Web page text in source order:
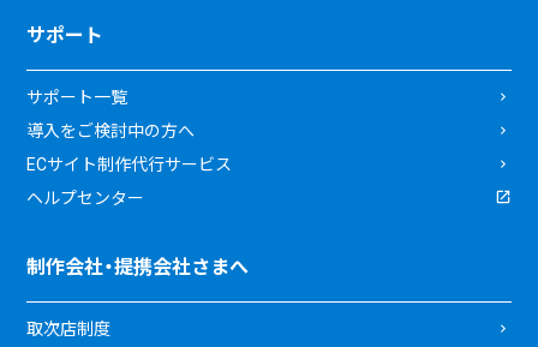
サポート
サポート一覧
導入をご検討中の方へ
ECサイト制作代行サービス
ヘルプセンター
制作会社・提携会社さまへ
取次店制度